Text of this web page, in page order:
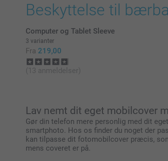
Beskyttelse til
Computer og Tablet Sleeve
3 varianter
Fra 219,00
(13 anmeldelser)
Lav nemt dit eget mobilcover
Gør din telefon mere personlig med dit
smartphoto. Hos os finder du noget der
kan tilpasse dit fotomobilcover præcis,
mens coveret er på.